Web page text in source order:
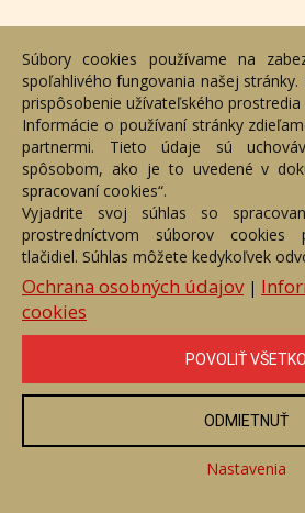
Číslo položky:
Voľný predaj
Cena:590 €
Súbory cookies používame na
spoľahlivého fungovania našej
prispôsobenie užívateľského
Informácie o používaní stránky
partnermi. Tieto údaje sú
spôsobom, ako je to uvedené v
spracovaní cookies“.
Vyjadrite svoj súhlas so
prostredníctvom súborov cookies
tlačidiel. Súhlas môžete kedykoľvek
Ochrana osobných údajov|
cookies
POVOLIŤ VŠETKO
ODMIETNUŤ
Nastavenia